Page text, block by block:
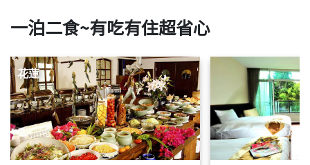
一泊二食~有吃有住超省心
花蓮